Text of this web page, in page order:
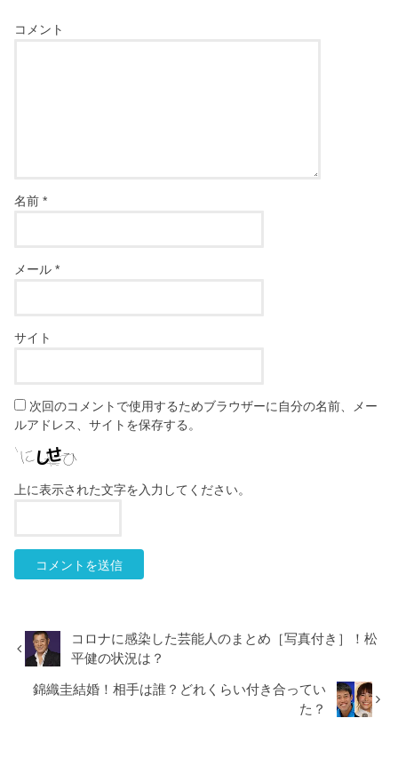
コメント
名前*
メール*
サイト
次回のコメントで使用するためブラウザーに自分の名前、メー
ルアドレス、サイトを保存する。
上に表示された文字を入力してください。
コロナに感染した芸能人のまとめ［写真付き］！松
平健の状況は？
錦織圭結婚！相手は誰？どれくらい付き合ってい
た？